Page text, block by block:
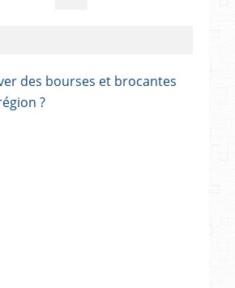
des bourses et brocantes
?